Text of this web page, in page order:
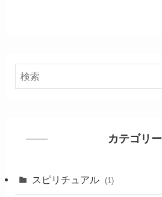
カテゴリー
スピリチュアル (1)